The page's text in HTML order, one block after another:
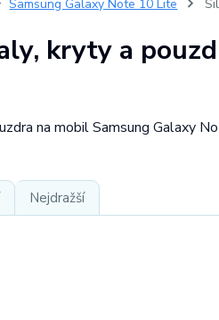
Samsung Galaxy Note 10 Lite
kryty a
na mobil Samsung Galaxy
Nejdražší